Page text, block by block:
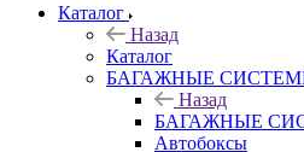
Каталог
Назад
Каталог
БАГАЖНЫЕ
Назад
БАГАЖНЫЕ
Автобоксы